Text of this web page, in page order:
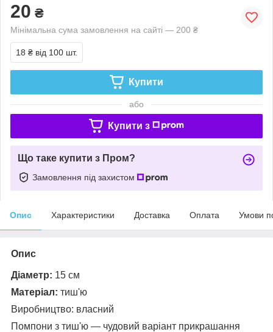
20 ₴
Мінімальна сума замовлення на сайті — 200 ₴
18 ₴ від 100 шт.
Купити
або
Купити з
Що таке купити з Пром?
Замовлення під захистом
Опис Характеристики Доставка Оплата Умови
Опис
Діаметр: 15 см
Матеріал: тиш'ю
Виробництво: власний
Помпони з тиш'ю — чудовий варіант прикрашання